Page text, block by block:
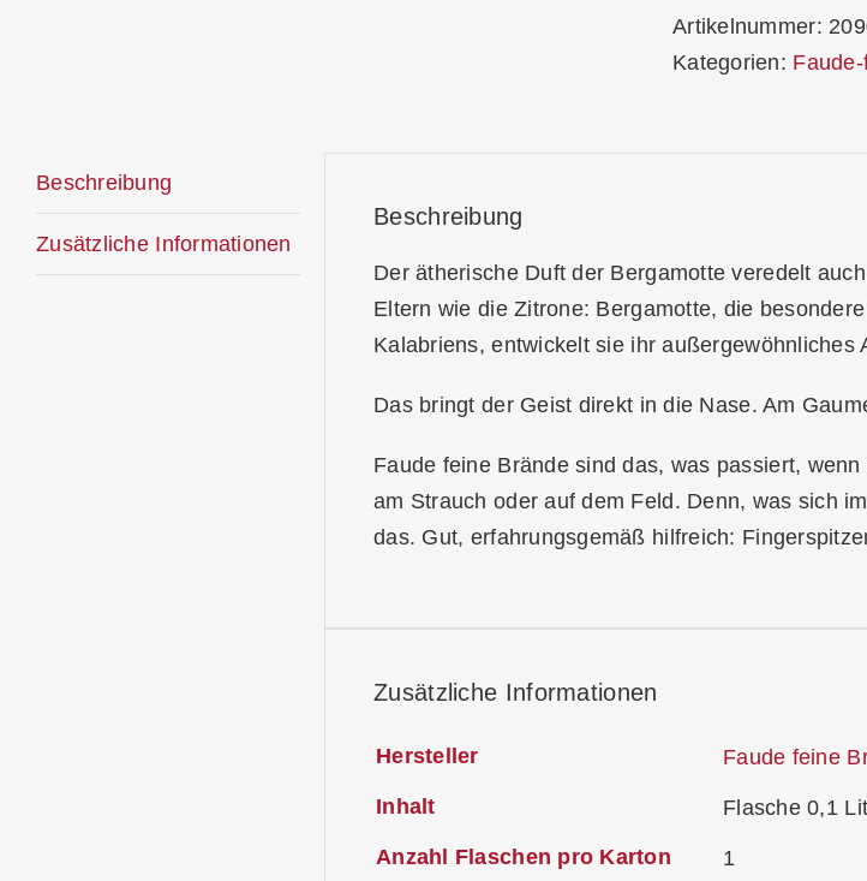
Menge
Artikelnummer:
Kategorien:
Beschreibung
Zusätzliche Informationen
Beschreibung
Der ätherische Duft der Bergamotte veredelt
Eltern wie die Zitrone: Bergamotte, die
Kalabriens, entwickelt sie ihr außergewöhnliches
Das bringt der Geist direkt in die Nase. Am
Faude feine Brände sind das, was passiert,
am Strauch oder auf dem Feld. Denn, was sich
das. Gut, erfahrungsgemäß hilfreich:
Zusätzliche Informationen
Hersteller Faude feine
Inhalt Flasche 0,1
Anzahl Flaschen pro Karton 1